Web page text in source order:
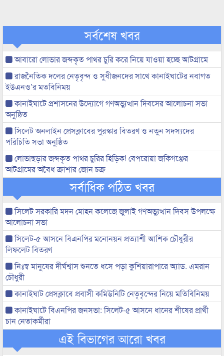
সর্বশেষ খবর
আবারো লোভার জব্দকৃত পাথর চুরি করে নিয়ে যাওয়া হচ্ছে আটগ্রামে
রাজনৈতিক দলের নেতৃবৃন্দ ও সুধীজনদের সাথে কানাইঘাটের নবাগত
ইউএনও’র মতবিনিময়
কানাইঘাটে প্রশাসনের উদ্যোগে গণঅভ্যুত্থান দিবসের আলোচনা সভা
অনুষ্ঠিত
সিলেট অনলাইন প্রেসক্লাবের পুরস্কার বিতরণ ও নতুন সদস্যদের
পরিচিতি সভা অনুষ্ঠিত
লোভাছড়ার জব্দকৃত পাথর চুরির হিড়িক! বেপরোয়া জকিগঞ্জের
আটগ্রামের অবৈধ ক্রাশার জোন চক্র
সর্বাধিক পঠিত খবর
সিলেট সরকারি মদন মোহন কলেজে জুলাই গণঅভ্যুত্থান দিবস উপলক্ষে
আলোচনা সভা
সিলেট-৫ আসনে বিএনপির মনোনয়ন প্রত্যাশী আশিক চৌধুরীর
লিফলেট বিতরণ
নিঃস্ব মানুষের দীর্ঘশ্বাস শুনতে ধসে পড়া কুশিয়ারাপারে অ্যাড. এমরান
চৌধুরী
কানাইঘাট প্রেসক্লাবে প্রবাসী কমিউনিটি নেতৃবৃন্দের নিয়ে মতিবিনিময়
কানাইঘাটে বিএনপির জনসভা: সিলেট-৫ আসনে ধানের শীষের প্রার্থী
চান নেতাকর্মীরা
এই বিভাগের আরো খবর